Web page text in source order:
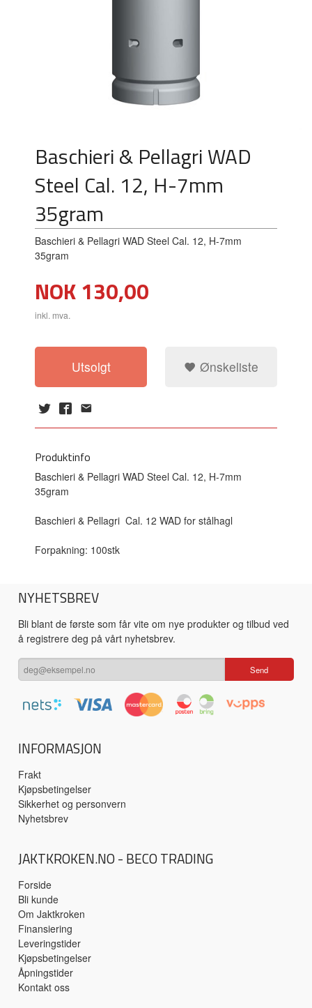
Baschieri & Pellagri WAD
Steel Cal. 12, H-7mm
35gram
Baschieri & Pellagri WAD Steel Cal. 12, H-7mm
35gram
Pris
NOK130,00
inkl. mva.
Utsolgt Ønskeliste
Produktinfo
Baschieri & Pellagri WAD Steel Cal. 12, H-7mm
35gram
Baschieri & Pellagri Cal. 12 WAD for stålhagl
Forpakning: 100stk
NYHETSBREV
Bli blant de første som får vite om nye produkter og tilbud ved
å registrere deg på vårt nyhetsbrev.
INFORMASJON
Frakt
Kjøpsbetingelser
Sikkerhet og personvern
Nyhetsbrev
JAKTKROKEN.NO - BECO TRADING
Forside
Bli kunde
Om Jaktkroken
Finansiering
Leveringstider
Kjøpsbetingelser
Åpningstider
Kontakt oss